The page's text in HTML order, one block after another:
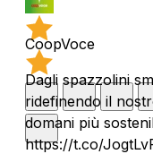
CoopVoce
Dagli spazzolini
ridefinendo il
domani più
https://t.co/